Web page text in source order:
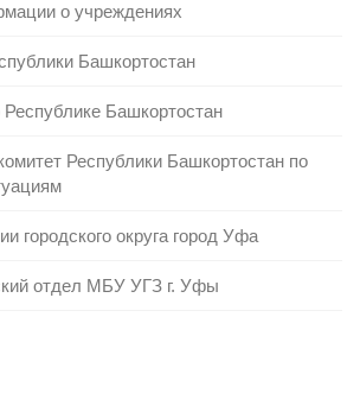
о учреждениях
Башкортостан
Башкортостан
Республики Башкортостан по
городского округа город Уфа
отдел МБУ УГЗ г. Уфы